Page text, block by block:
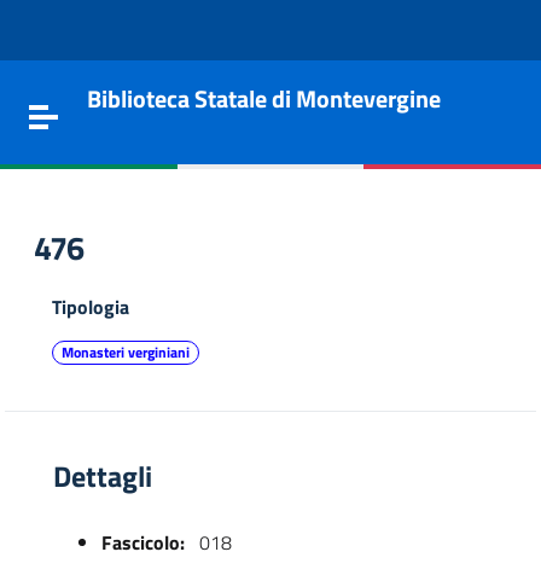
Toggle navigation
Biblioteca Statale di Montevergine
476
Tipologia
Monasteri verginiani
Dettagli
Fascicolo: 018